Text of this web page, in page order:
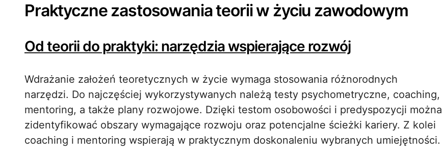
Praktyczne zastosowania teorii w życiu zawodowym
Od teorii do praktyki: narzędzia wspierające rozwój
Wdrażanie założeń teoretycznych w życie wymaga stosowania różnorodnych
narzędzi. Do najczęściej wykorzystywanych należą testy psychometryczne, coaching,
mentoring, a także plany rozwojowe. Dzięki testom osobowości i predyspozycji można
zidentyfikować obszary wymagające rozwoju oraz potencjalne ścieżki kariery. Z kolei
coaching i mentoring wspierają w praktycznym doskonaleniu wybranych umiejętności.